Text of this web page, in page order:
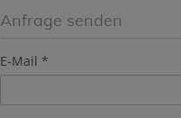
Anfrage senden
E-Mail